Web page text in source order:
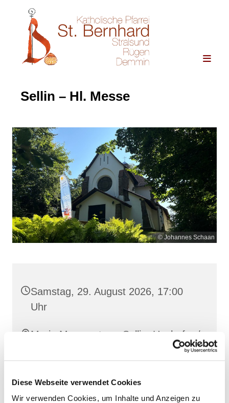
Diese Webseite verwendet Cookies
Wir verwenden Cookies, um Inhalte und Anzeigen zu
Sellin – Hl. Messe
© Johannes Schaan
Samstag, 29. August 2026, 17:00
Uhr
Maria Meeresstern, Sellin, Hochufer /